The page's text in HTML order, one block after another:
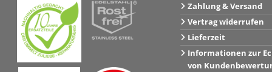
Zahlung & Versand
Vertrag widerrufen
Lieferzeit
Informationen zur
von